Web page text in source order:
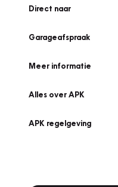
Direct naar
Garageafspraak
Meer informatie
Alles over APK
APK regelgeving